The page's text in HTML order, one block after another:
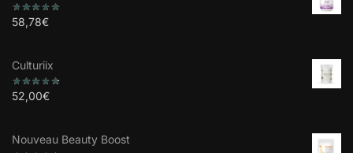
58,78€
Culturiix
52,00€
Nouveau Beauty Boost